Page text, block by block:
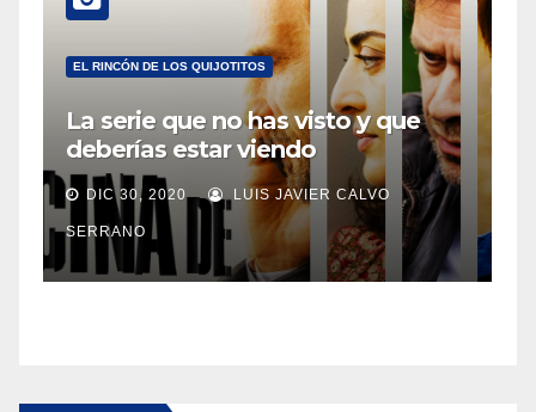
EL RINCÓN DE LOS QUIJOTITOS
La serie que no has visto y que
deberías estar viendo
DIC 30, 2020 LUIS JAVIER CALVO
SERRANO